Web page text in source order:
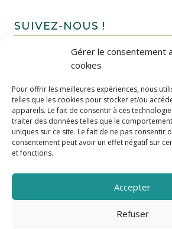
Gérer le consentement
cookies
Pour offrir les meilleures expériences, nous
telles que les cookies pour stocker et/ou
appareils. Le fait de consentir à ces
traiter des données telles que le
uniques sur ce site. Le fait de ne pas consentir
consentement peut avoir un effet négatif sur
et fonctions.
Accepter
Refuser
SUIVEZ-NOUS !
FAIRE UN DON